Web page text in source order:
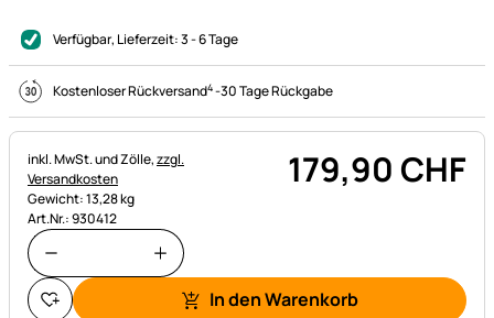
Verfügbar, Lieferzeit:3 - 6 Tage
Kostenloser Rückversand4-30 Tage Rückgabe
Steuerhinweis:
inkl. MwSt. und Zölle,zzgl.
Versandkosten
Gewicht: 13,28 kg
Art.Nr.: 930412
179,90 CHF
In den Warenkorb